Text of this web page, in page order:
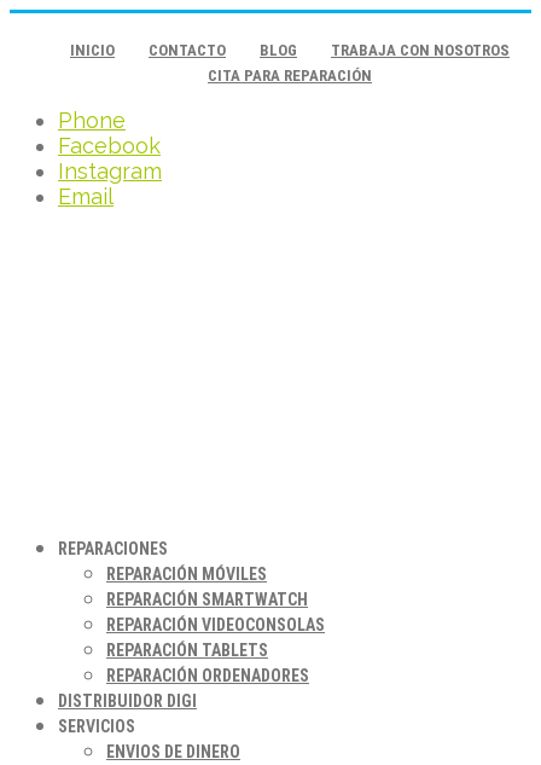
INICIO CONTACTO BLOG
TRABAJA CON NOSOTROS
CITA PARA REPARACIÓN
Phone
Facebook
Instagram
Email
REPARACIONES
REPARACIÓN MÓVILES
REPARACIÓN SMARTWATCH
REPARACIÓN VIDEOCONSOLAS
REPARACIÓN TABLETS
REPARACIÓN ORDENADORES
DISTRIBUIDOR DIGI
SERVICIOS
ENVIOS DE DINERO